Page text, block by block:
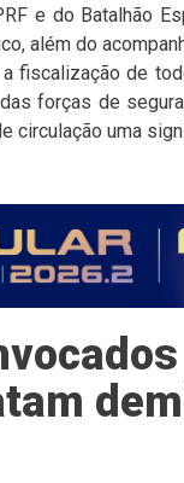
e do Batalhão
além do
fiscalização de
forças de
circulação uma